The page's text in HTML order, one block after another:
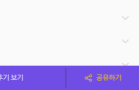
기 보기 공유하기